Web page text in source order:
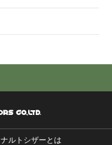
ナルトシザーとは